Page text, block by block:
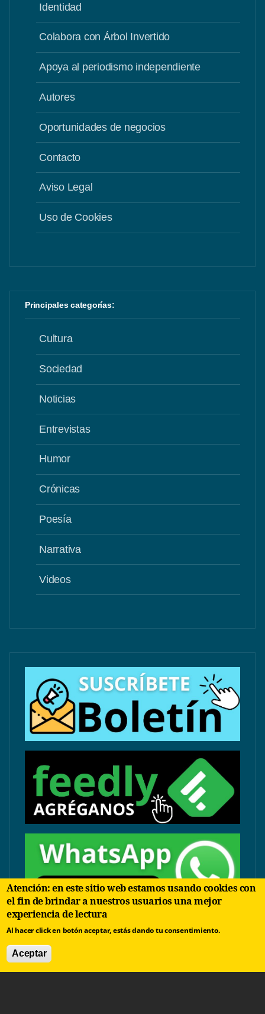
Identidad
Colabora con Árbol Invertido
Apoya al periodismo independiente
Autores
Oportunidades de negocios
Contacto
Aviso Legal
Uso de Cookies
Principales categorías:
Cultura
Sociedad
Noticias
Entrevistas
Humor
Crónicas
Poesía
Narrativa
Videos
Sólo temas comerciales:
negocios@arbolinvertido.com
Atención: en este sitio web estamos usando cookies con
el fin de brindar a nuestros usuarios una mejor
experiencia de lectura
Al hacer click en botón aceptar, estás dando tu consentimiento.
Aceptar